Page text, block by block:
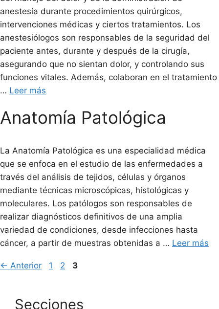
anestesia durante procedimientos quirúrgicos,
intervenciones médicas y ciertos tratamientos. Los
anestesiólogos son responsables de la seguridad del
paciente antes, durante y después de la cirugía,
asegurando que no sientan dolor, y controlando sus
funciones vitales. Además, colaboran en el tratamiento
… Leer más
Anatomía Patológica
La Anatomía Patológica es una especialidad médica
que se enfoca en el estudio de las enfermedades a
través del análisis de tejidos, células y órganos
mediante técnicas microscópicas, histológicas y
moleculares. Los patólogos son responsables de
realizar diagnósticos definitivos de una amplia
variedad de condiciones, desde infecciones hasta
cáncer, a partir de muestras obtenidas a … Leer más
← Anterior Página
1 Página
2 Página
3
Secciones